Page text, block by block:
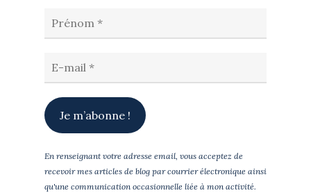
En renseignant votre adresse email, vous acceptez de
recevoir mes articles de blog par courrier électronique ainsi
qu'une communication occasionnelle liée à mon activité.